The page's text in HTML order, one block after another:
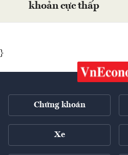
khoản cực thấp
}
Chứng khoán
Xe